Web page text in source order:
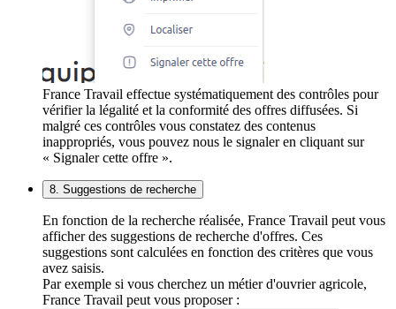
France Travail effectue systématiquement des contrôles pour
vérifier la légalité et la conformité des offres diffusées. Si
malgré ces contrôles vous constatez des contenus
inappropriés, vous pouvez nous le signaler en cliquant sur
« Signaler cette offre ».
8. Suggestions de recherche
En fonction de la recherche réalisée, France Travail peut vous
afficher des suggestions de recherche d'offres. Ces
suggestions sont calculées en fonction des critères que vous
avez saisis.
Par exemple si vous cherchez un métier d'ouvrier agricole,
France Travail peut vous proposer :